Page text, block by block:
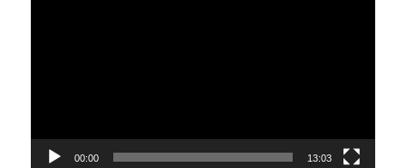
00:00 13:03